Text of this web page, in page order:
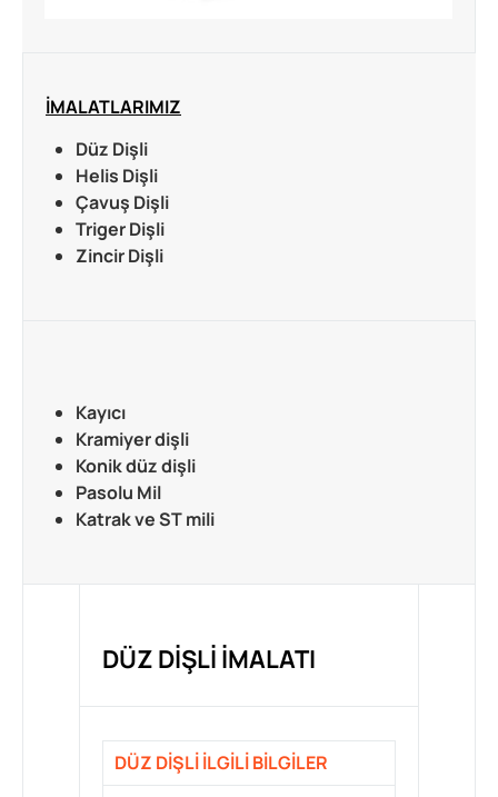
Kayıcı
Kramiyer dişli
Konik düz dişli
Pasolu Mil
Katrak ve ST mili
İMALATLARIMIZ
Düz Dişli
Helis Dişli
Çavuş Dişli
Triger Dişli
Zincir Dişli
DÜZ DIŞLI İMALATI
DÜZ DIŞLI İLGILI BILGILER